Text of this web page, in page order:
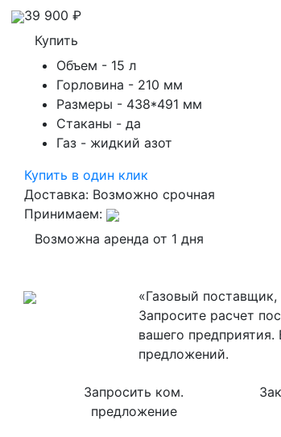
39 900 ₽
Купить
Объем - 15 л
Горловина - 210 мм
Размеры - 438*491 мм
Стаканы - да
Газ - жидкий азот
Купить в один клик
Доставка: Возможно срочная
Принимаем:
Возможна аренда от 1 дня
«Газовый
Запросите расчет
вашего
предложений.
Запросить ком.
предложение